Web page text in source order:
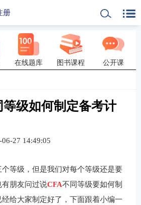
册
在线题库 图书课程 公开课
等级如何制定备考计
06-27 14:49:05
个等级，但是我们对每个等级还是要
有朋友问过说CFA不同等级要如何制
给大家制定好了，下面跟着小编一